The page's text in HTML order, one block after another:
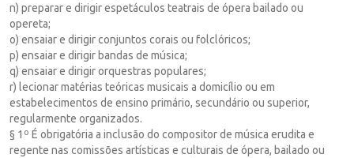
n) preparar e dirigir espetáculos teatrais de ópera bailado ou
opereta;
o) ensaiar e dirigir conjuntos corais ou folclóricos;
p) ensaiar e dirigir bandas de música;
q) ensaiar e dirigir orquestras populares;
r) lecionar matérias teóricas musicais a domicílio ou em
estabelecimentos de ensino primário, secundário ou superior,
regularmente organizados.
§ 1º É obrigatória a inclusão do compositor de música erudita e
regente nas comissões artísticas e culturais de ópera, bailado ou